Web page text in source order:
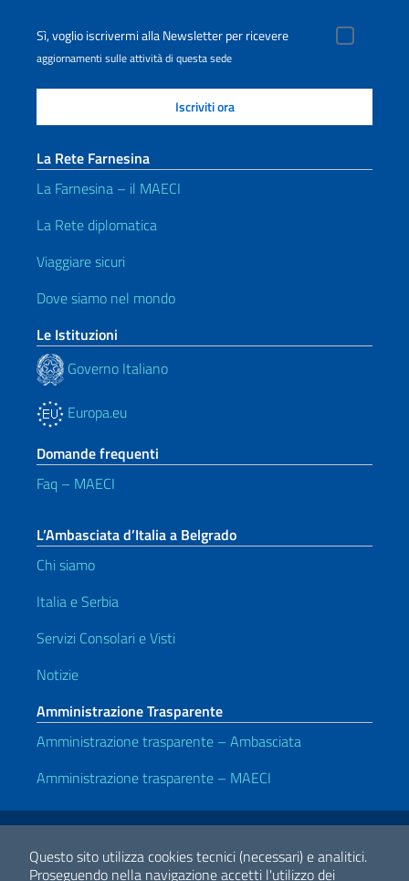
Questo sito utilizza cookies tecnici (necessari) e analitici.
Proseguendo nella navigazione accetti l'utilizzo dei
Sì, voglio iscrivermi alla Newsletter per ricevere
aggiornamenti sulle attività di questa sede
La Rete Farnesina
La Farnesina – il MAECI
La Rete diplomatica
Viaggiare sicuri
Dove siamo nel mondo
Le Istituzioni
Governo Italiano
Europa.eu
Domande frequenti
Faq – MAECI
L’Ambasciata d’Italia a Belgrado
Chi siamo
Italia e Serbia
Servizi Consolari e Visti
Notizie
Amministrazione Trasparente
Amministrazione trasparente – Ambasciata
Amministrazione trasparente – MAECI
Link Utili